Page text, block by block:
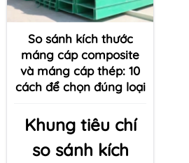
So sánh kích thước
máng cáp composite
và máng cáp thép: 10
cách để chọn đúng loại
Khung tiêu chí
so sánh kích